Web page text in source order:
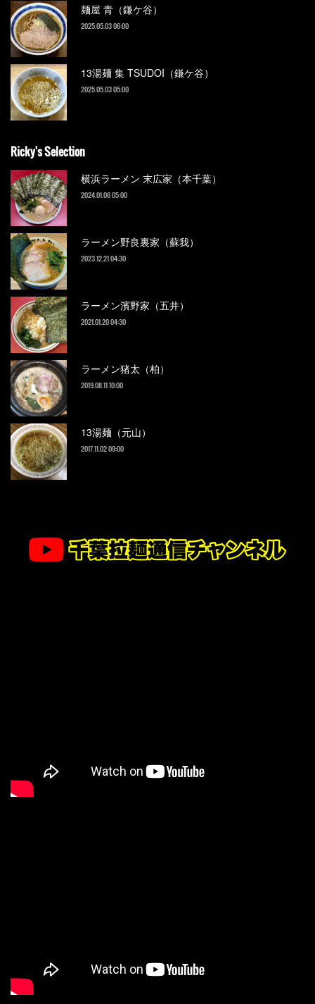
麺屋 青（鎌ケ谷）
2025.05.03 06:00
13湯麺 集 TSUDOI（鎌ケ谷）
2025.05.03 05:00
Ricky's Selection
横浜ラーメン 末広家（本千葉）
2024.01.06 05:00
ラーメン野良裏家（蘇我）
2023.12.21 04:30
ラーメン濱野家（五井）
2021.01.20 04:30
ラーメン猪太（柏）
2019.08.11 10:00
13湯麺（元山）
2017.11.02 09:00